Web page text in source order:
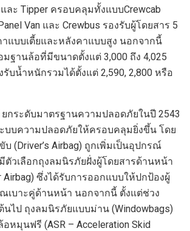
และ Tipper ครอบคลุมทั้งแบบCrewcab
Van และ Crewbus รองรับผู้โดยสาร 5
แบบเตี้ยและหลังคาแบบสูง นอกจากนี้
มฐานล้อที่มีขนาดตั้งแต่ 3,000 ถึง 4,025
รับน้ำหนักรวมได้ตั้งแต่ 2,590, 2,800 หรือ
ยกระดับมาตรฐานความปลอดภัยในปี 2543
บบความปลอดภัยให้ครอบคลุมยิ่งขึ้น โดย
บ (Driver’s Airbag) ถูกเพิ่มเป็นอุปกรณ์
ตัวเลือกถุงลมนิรภัยฝั่งผู้โดยสารด้านหน้า
Airbag) ซึ่งได้รับการออกแบบให้ปกป้องผู้
เบาะคู่ด้านหน้า นอกจากนี้ ตั้งแต่ช่วง
นไป ถุงลมนิรภัยแบบม่าน (Windowbags)
อหมุนฟรี (ASR – Acceleration Skid